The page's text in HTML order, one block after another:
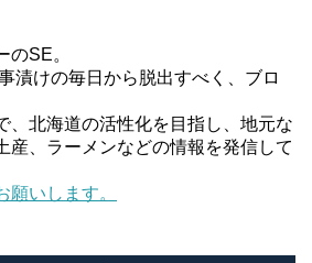
のSE。
漬けの毎日から脱出すべく、ブロ
、北海道の活性化を目指し、地元な
産、ラーメンなどの情報を発信して
願いします。